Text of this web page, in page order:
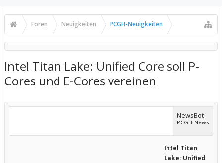
Foren Neuigkeiten PCGH-Neuigkeiten
Intel Titan Lake: Unified Core soll P-
Cores und E-Cores vereinen
NewsBot
PCGH-News
Intel Titan
Lake: Unified